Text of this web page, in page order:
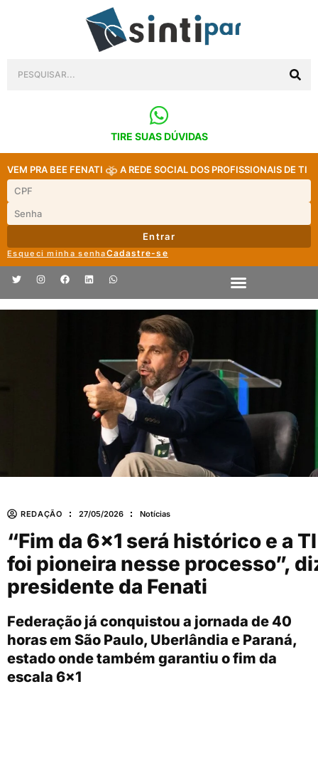
TIRE SUAS DÚVIDAS
VEM PRA BEE FENATI A REDE SOCIAL DOS PROFISSIONAIS DE TI
Entrar
Esqueci minha senhaCadastre-se
REDAÇÃO 27/05/2026 Notícias
“Fim da 6×1 será histórico e a TI
foi pioneira nesse processo”,
presidente da Fenati
Federação já conquistou a jornada de 40
horas em São Paulo, Uberlândia e Paraná,
estado onde também garantiu o fim da
escala 6×1